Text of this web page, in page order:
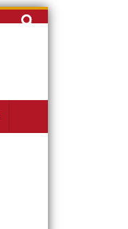
Cari